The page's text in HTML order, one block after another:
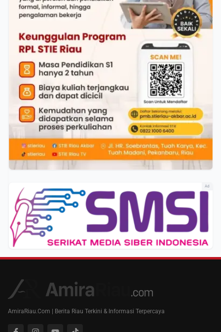
Ad
AmiraRiau.Com | Berita Riau Terkini & Informasi Terpercaya